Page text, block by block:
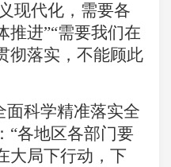
现代化，需要各
推进”“需要我们在
彻落实，不能顾此
面科学精准落实全
“各地区各部门要
大局下行动，下